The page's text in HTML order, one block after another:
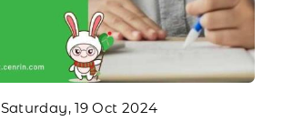
Saturday, 19 Oct 2024